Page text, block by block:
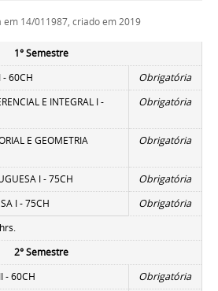
14/011987, criado em 2019
1° Semestre
- 60CH
Obrigatória
E INTEGRAL I -
Obrigatória
E GEOMETRIA
Obrigatória
I - 75CH
Obrigatória
I - 75CH
Obrigatória
2° Semestre
- 60CH
Obrigatória